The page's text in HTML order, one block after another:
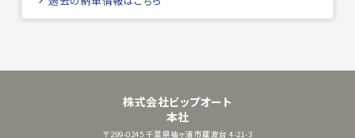
株式会社ビップオート
本社
〒299-0245 千葉県袖ヶ浦市蔵波台 4-21-3